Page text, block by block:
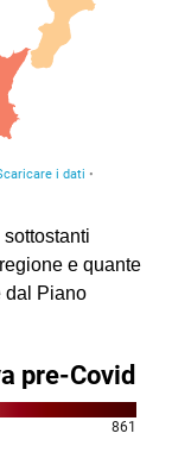
e quante
dal Piano